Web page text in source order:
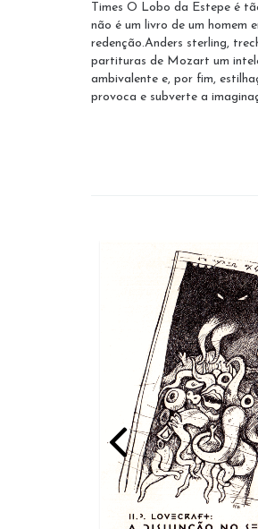
Times O Lobo da Estepe é
não é um livro de um homem
redenção.Anders sterling,
partituras de Mozart um
ambivalente e, por fim,
provoca e subverte a